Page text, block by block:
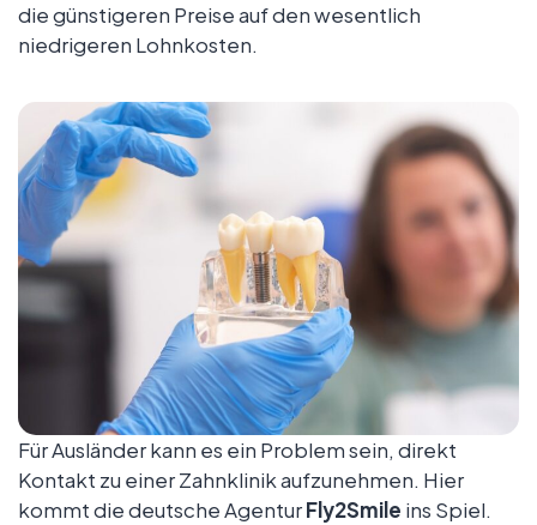
die günstigeren Preise auf den wesentlich
niedrigeren Lohnkosten.
Für Ausländer kann es ein Problem sein, direkt
Kontakt zu einer Zahnklinik aufzunehmen. Hier
kommt die deutsche AgenturFly2Smile ins Spiel.